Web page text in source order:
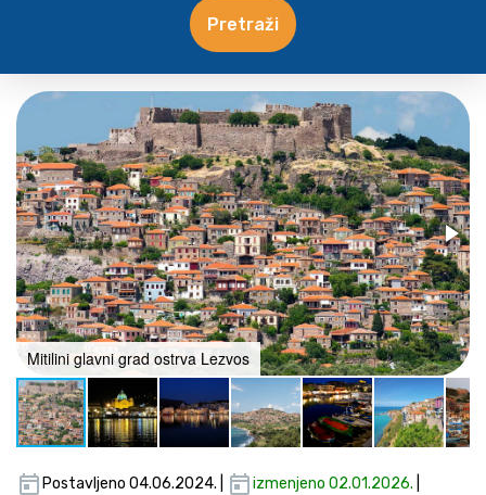
Pretraži
Mitilini glavni grad ostrva Lezvos
Postavljeno 04.06.2024. | izmenjeno 02.01.2026.